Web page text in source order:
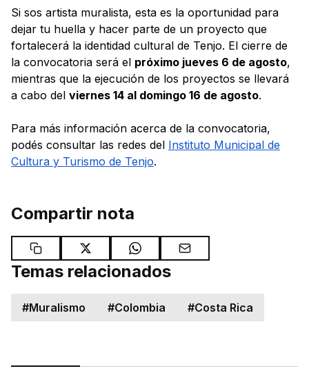
Si sos artista muralista, esta es la oportunidad para
dejar tu huella y hacer parte de un proyecto que
fortalecerá la identidad cultural de Tenjo. El cierre de
la convocatoria será el próximo jueves 6 de agosto,
mientras que la ejecución de los proyectos se llevará
a cabo del viernes 14 al domingo 16 de agosto.
Para más información acerca de la convocatoria,
podés consultar las redes del Instituto Municipal de
Cultura y Turismo de Tenjo.
Compartir nota
Temas relacionados
#Muralismo #Colombia #Costa Rica